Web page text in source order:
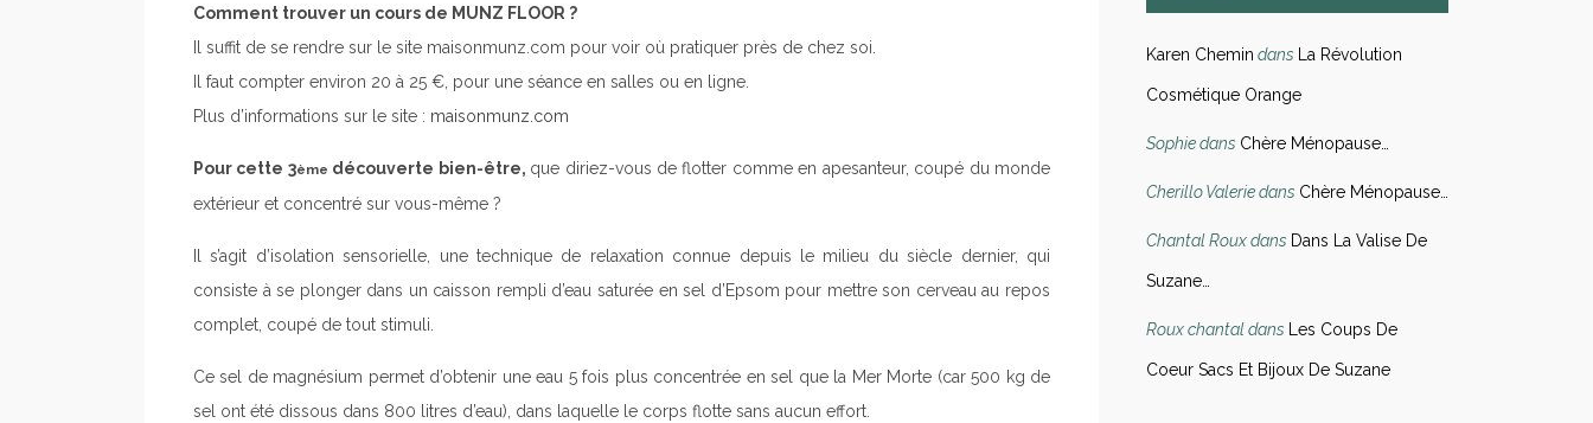
Comment trouver un cours de MUNZ FLOOR ?
Il suffit de se rendre sur le site maisonmunz.com pour voir où pratiquer près de chez soi.
Il faut compter environ 20 à 25 €, pour une séance en salles ou en ligne.
Plus d’informations sur le site : maisonmunz.com
Pour cette 3ème découverte bien-être, que diriez-vous de flotter comme en apesanteur, coupé du monde
extérieur et concentré sur vous-même ?
Il s’agit d’isolation sensorielle, une technique de relaxation connue depuis le milieu du siècle dernier, qui
consiste à se plonger dans un caisson rempli d’eau saturée en sel d’Epsom pour mettre son cerveau au repos
complet, coupé de tout stimuli.
Ce sel de magnésium permet d’obtenir une eau 5 fois plus concentrée en sel que la Mer Morte (car 500 kg de
sel ont été dissous dans 800 litres d’eau), dans laquelle le corps flotte sans aucun effort.
Karen Chemin dans La Révolution
Cosmétique Orange
Sophiedans Chère Ménopause…
Cherillo Valeriedans Chère Ménopause…
Chantal Rouxdans Dans La Valise De
Suzane…
Roux chantaldans Les Coups De
Coeur Sacs Et Bijoux De Suzane